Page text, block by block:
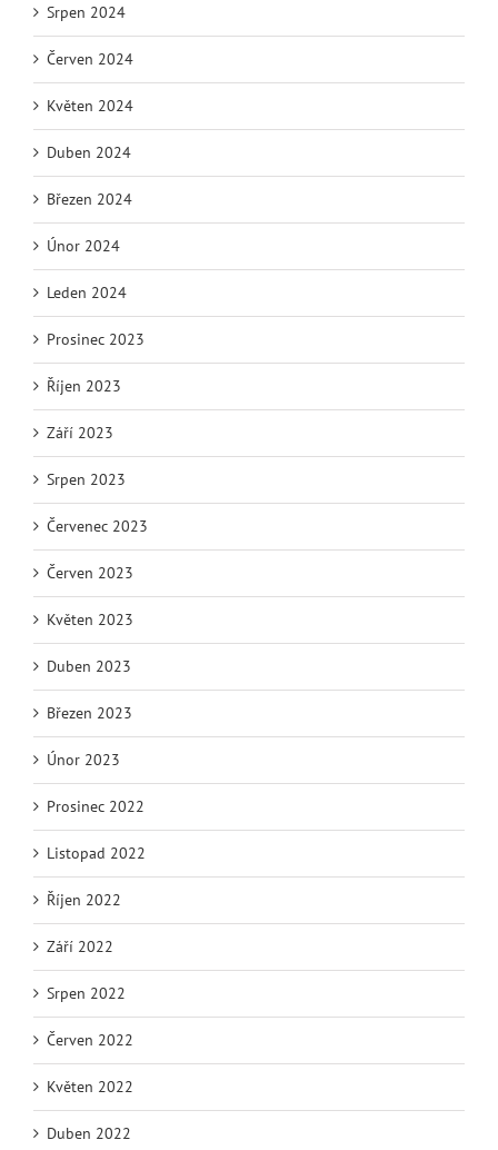
Srpen 2024
Červen 2024
Květen 2024
Duben 2024
Březen 2024
Únor 2024
Leden 2024
Prosinec 2023
Říjen 2023
Září 2023
Srpen 2023
Červenec 2023
Červen 2023
Květen 2023
Duben 2023
Březen 2023
Únor 2023
Prosinec 2022
Listopad 2022
Říjen 2022
Září 2022
Srpen 2022
Červen 2022
Květen 2022
Duben 2022